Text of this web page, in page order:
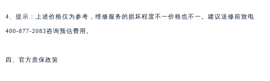
4、提示：上述价格仅为参考，维修服务的损坏程度不一价格也不一。建议送修前致电
400-877-2083咨询预估费用。
四、官方质保政策